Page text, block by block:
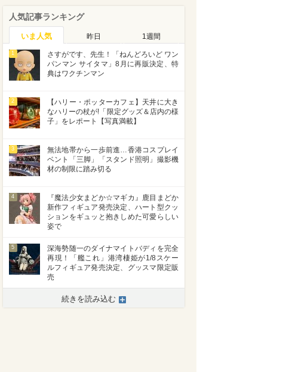
人気記事ランキング
いま人気 昨日 1週間
1
さすがです、先生！「ねんどろいど ワン
パンマン サイタマ」8月に再販決定、特
典はワクチンマン
2
【ハリー・ポッターカフェ】天井に大き
なハリーの杖が!「限定グッズ＆店内の様
子」をレポート【写真満載】
3
無法地帯から一歩前進…香港コスプレイ
ベント「三脚」「スタンド照明」撮影機
材の制限に踏み切る
4
『魔法少女まどか☆マギカ』鹿目まどか
新作フィギュア発売決定、ハート型クッ
ションをギュッと抱きしめた可愛らしい
姿で
5
深海勢随一のダイナマイトバディを完全
再現！「艦これ」港湾棲姫が1/8スケー
ルフィギュア発売決定、グッスマ限定販
売
続きを読み込む